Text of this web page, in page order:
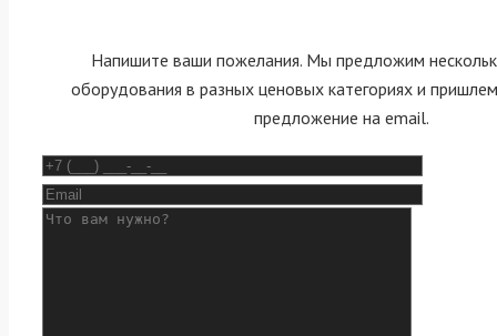
Напишите ваши пожелания. Мы предложим
оборудования в разных ценовых категориях и
предложение на email.